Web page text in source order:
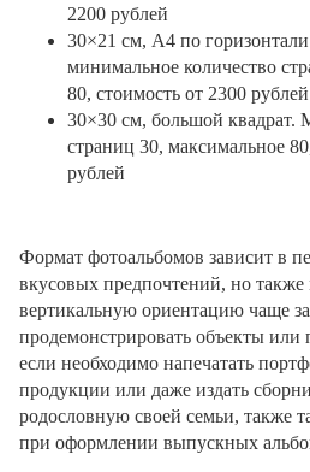
2200 рублей
30×21 см, А4 по
минимальное количество
80, стоимость от 2300 рублей
30×30 см, большой квадрат.
страниц 30, максимальное
рублей
Формат фотоальбомов зависит в
вкусовых предпочтений, но также
вертикальную ориентацию чаще
продемонстрировать объекты
если необходимо напечатать
продукции или даже издать
родословную своей семьи, также
при оформлении выпускных